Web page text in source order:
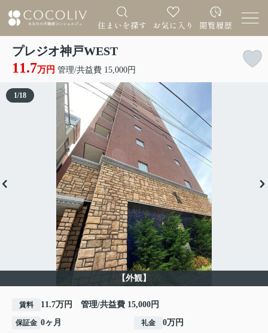
プレジオ神戸WEST
11.7万円 管理/共益費 15,000円
【外観】
1/18
賃料 11.7万円 管理/共益費 15,000円
保証金 0ヶ月 礼金 0万円